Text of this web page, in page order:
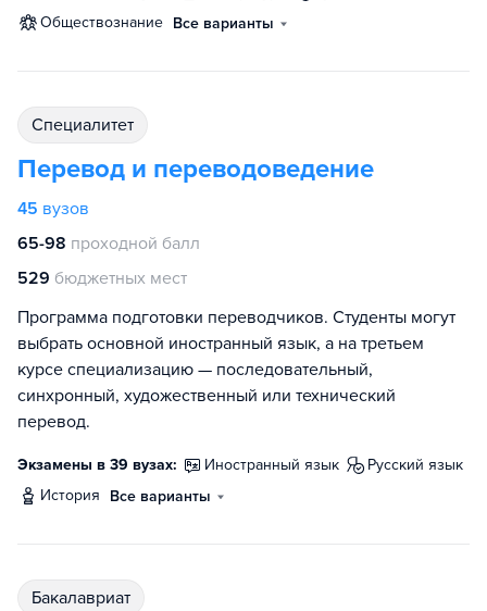
обществознание Все варианты
специалитет
Перевод и переводоведение
45 вузов
65-98 проходной балл
529 бюджетных мест
Программа подготовки переводчиков. Студенты могут
выбрать основной иностранный язык, а на третьем
курсе специализацию — последовательный,
синхронный, художественный или технический
перевод.
Экзамены в 39 вузах: иностранный язык
русский язык
история
Все варианты
бакалавриат